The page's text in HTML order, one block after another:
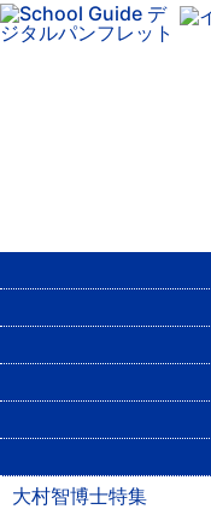
大村智博士特集